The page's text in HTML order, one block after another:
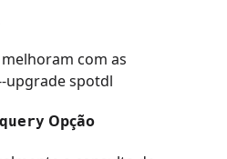
com as
upgrade spotdl
Opção